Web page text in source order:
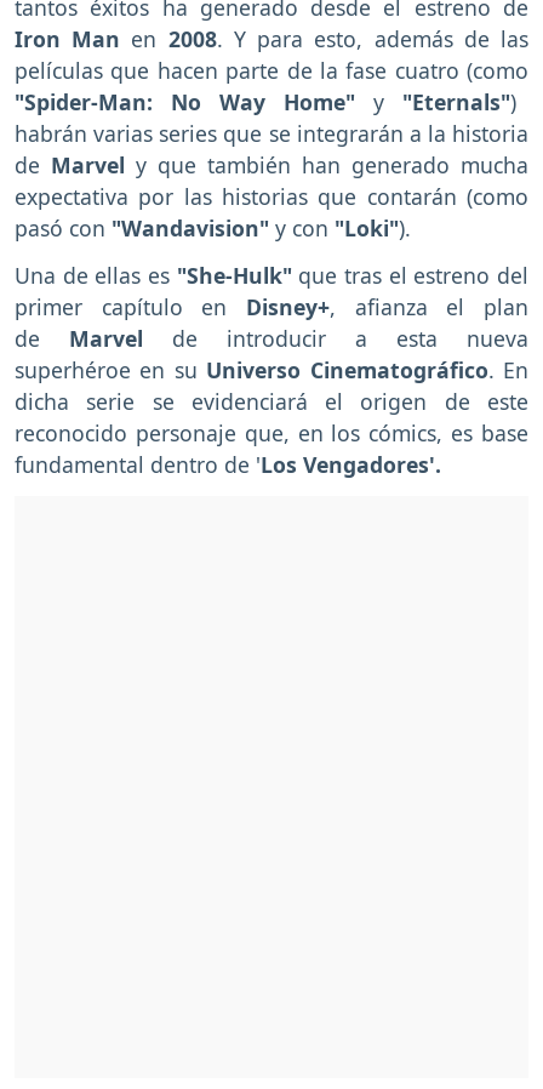
tantos éxitos ha generado desde el estreno de
Iron Man en 2008. Y para esto, además de las
películas que hacen parte de la fase cuatro (como
"Spider-Man: No Way Home" y "Eternals")
habrán varias series que se integrarán a la historia
de Marvel y que también han generado mucha
expectativa por las historias que contarán (como
pasó con "Wandavision" y con "Loki").
Una de ellas es "She-Hulk" que tras el estreno del
primer capítulo en Disney+, afianza el plan
de Marvel de introducir a esta nueva
superhéroe en su Universo Cinematográfico. En
dicha serie se evidenciará el origen de este
reconocido personaje que, en los cómics, es base
fundamental dentro de 'Los Vengadores'.